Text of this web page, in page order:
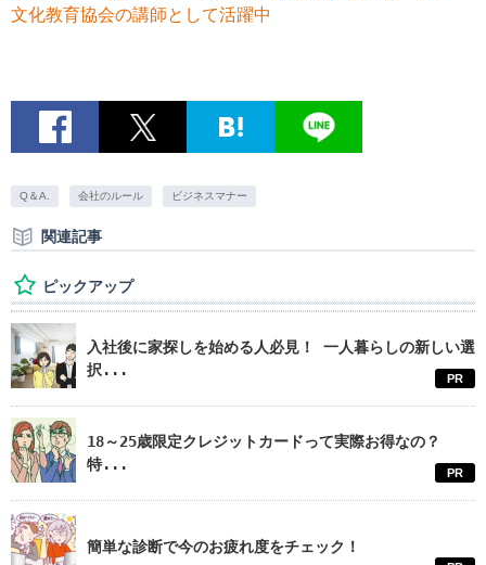
文化教育協会の講師として活躍中
Q＆A. 会社のルール ビジネスマナー
関連記事
ピックアップ
入社後に家探しを始める人必見！ 一人暮らしの新しい選
択...
PR
18～25歳限定クレジットカードって実際お得なの？
特...
PR
簡単な診断で今のお疲れ度をチェック！